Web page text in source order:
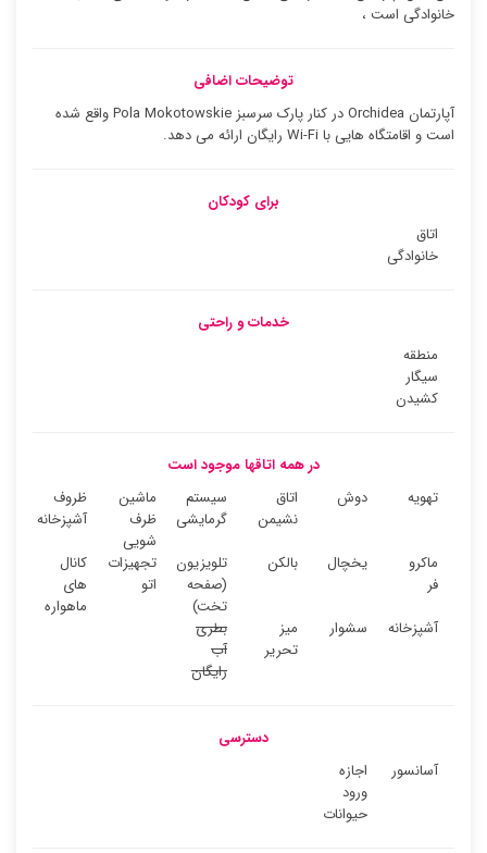
خانوادگی است ،
توضیحات اضافی
آپارتمان Orchidea در کنار پارک سرسبز Pola Mokotowskie واقع شده
است و اقامتگاه هایی با Wi-Fi رایگان ارائه می دهد.
برای کودکان
اتاق
خانوادگی
خدمات و راحتی
منطقه
سیگار
کشیدن
در همه اتاقها موجود است
تهویه
دوش
اتاق
نشیمن
سیستم
گرمایشی
ماشین
ظرف
شویی
ظروف
آشپزخانه
ماکرو
فر
یخچال بالکن
تلویزیون
(صفحه
تخت)
تجهیزات
اتو
کانال
های
ماهواره
آشپزخانه
سشوار
میز
تحریر
بطری
آب
رایگان
دسترسی
آسانسور
اجازه
ورود
حیوانات